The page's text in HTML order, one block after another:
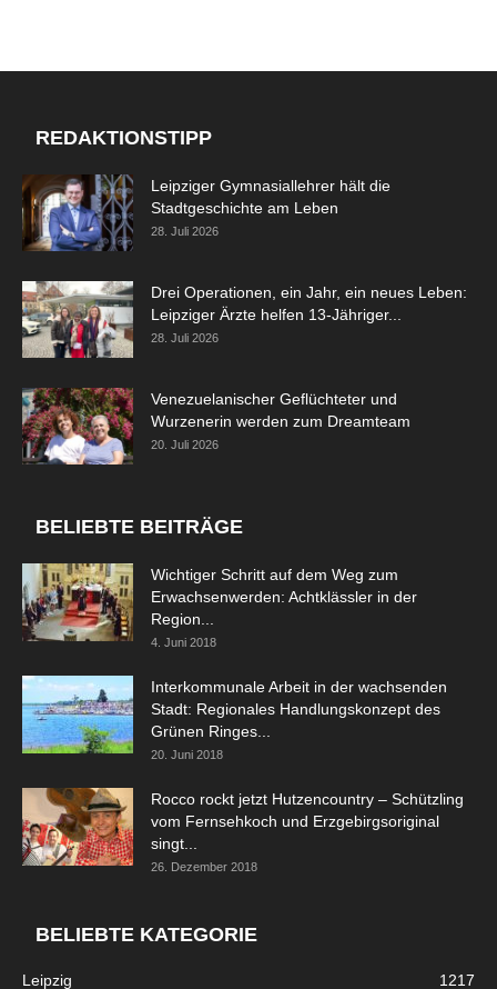
REDAKTIONSTIPP
Leipziger Gymnasiallehrer hält die
Stadtgeschichte am Leben
28. Juli 2026
Drei Operationen, ein Jahr, ein neues Leben:
Leipziger Ärzte helfen 13-Jähriger...
28. Juli 2026
Venezuelanischer Geflüchteter und
Wurzenerin werden zum Dreamteam
20. Juli 2026
BELIEBTE BEITRÄGE
Wichtiger Schritt auf dem Weg zum
Erwachsenwerden: Achtklässler in der
Region...
4. Juni 2018
Interkommunale Arbeit in der wachsenden
Stadt: Regionales Handlungskonzept des
Grünen Ringes...
20. Juni 2018
Rocco rockt jetzt Hutzencountry – Schützling
vom Fernsehkoch und Erzgebirgsoriginal
singt...
26. Dezember 2018
BELIEBTE KATEGORIE
Leipzig
1217